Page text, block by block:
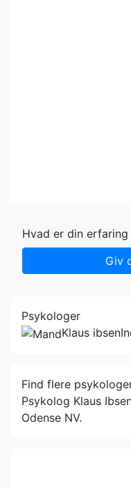
Hvad er din
Giv
Psykologer
Klaus ibsen
Find flere
Psykolog Klaus
Odense NV.